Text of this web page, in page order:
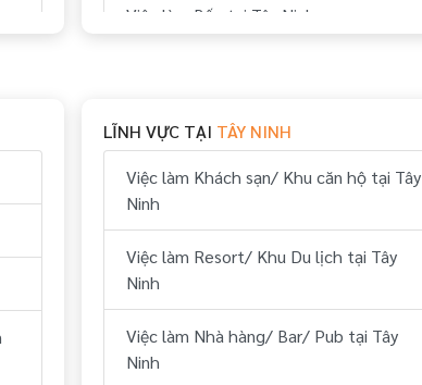
Việc làm Bếp tại Tây Ninh
Việc làm Vui chơi & giải trí tại Tây Ninh
Việc làm Hành chính, nhân sự tại Tây
Ninh
Việc làm Tài chính, kế toán tại Tây Ninh
Việc làm Kỹ thuật tại Tây Ninh
Việc làm Lái xe tại Tây Ninh
LĨNH VỰC TẠI TÂY NINH
Việc làm Khách sạn/ Khu căn hộ tại Tây
Ninh
Việc làm Resort/ Khu Du lịch tại Tây
Ninh
Việc làm Nhà hàng/ Bar/ Pub tại Tây
Ninh